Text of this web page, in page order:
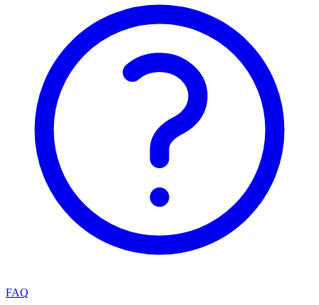
FAQ